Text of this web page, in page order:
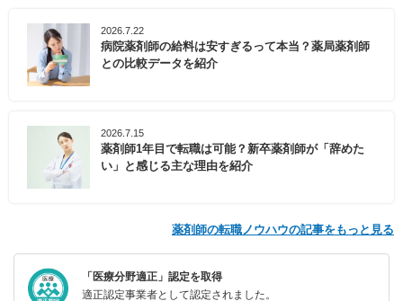
2026.7.22
病院薬剤師の給料は安すぎるって本当？薬局薬剤師
との比較データを紹介
2026.7.15
薬剤師1年目で転職は可能？新卒薬剤師が「辞めた
い」と感じる主な理由を紹介
薬剤師の転職ノウハウの記事をもっと見る
「医療分野適正」認定を取得
適正認定事業者として認定されました。